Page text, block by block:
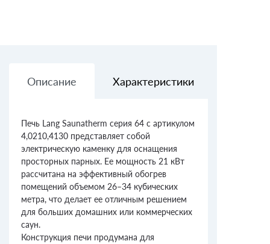
Описание Характеристики
Печь Lang Saunatherm серия 64 с артикулом
4,0210,4130 представляет собой
электрическую каменку для оснащения
просторных парных. Ее мощность 21 кВт
рассчитана на эффективный обогрев
помещений объемом 26–34 кубических
метра, что делает ее отличным решением
для больших домашних или коммерческих
саун.
Конструкция печи продумана для